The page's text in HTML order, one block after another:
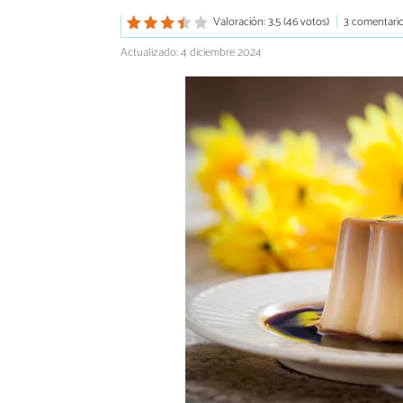
Valoración: 3.5 (46 votos)
3
Actualizado: 4 diciembre 2024